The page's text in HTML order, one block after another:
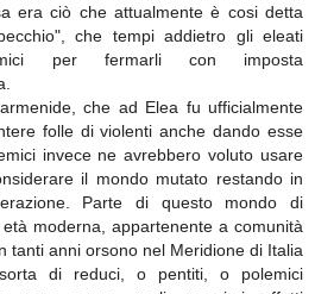
era ciò che attualmente è cosi detta
che tempi addietro gli eleati
per fermarli con imposta
che ad Elea fu ufficialmente
folle di violenti anche dando esse
invece ne avrebbero voluto usare
il mondo mutato restando in
Parte di questo mondo di
moderna, appartenente a comunità
tanti anni orsono nel Meridione di Italia
di reduci, o pentiti, o polemici